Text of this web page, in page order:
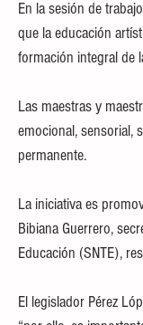
En la sesión de
que la educación
formación integral de
Las maestras y
emocional, sensorial,
permanente.
La iniciativa es
Bibiana Guerrero,
Educación (SNTE),
El legislador Pérez